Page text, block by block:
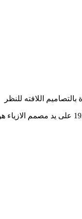
اللافته للنظر